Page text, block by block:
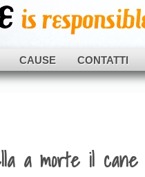
CAUSE CONTATTI
a morte il